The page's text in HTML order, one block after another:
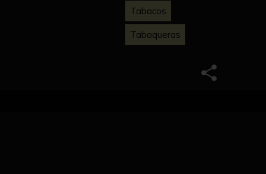
Tabacos
Tabaqueras